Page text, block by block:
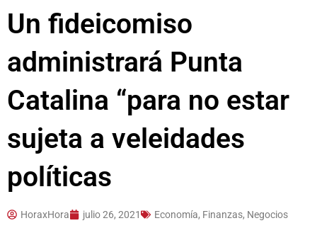
Un fideicomiso
administrará Punta
Catalina “para no estar
sujeta a veleidades
políticas
HoraxHora julio 26, 2021 Economía, Finanzas, Negocios